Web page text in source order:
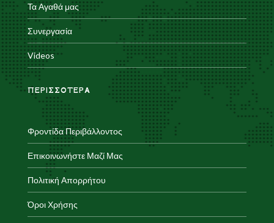
Τα Αγαθά μας
Συνεργασία
Videos
ΠΕΡΙΣΣΟΤΕΡΑ
Φροντίδα Περιβάλλοντος
Επικοινωνήστε Μαζί Μας
Πολιτική Απορρήτου
Όροι Χρήσης